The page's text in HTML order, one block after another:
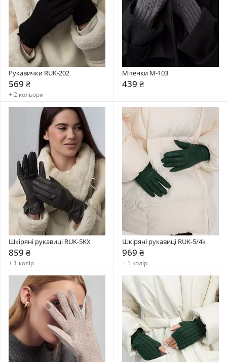
Рукавички RUK-202
569 ₴
+ 2 кольори
Мітенки М-103
439 ₴
Шкіряні рукавиці RUK-5KX
859 ₴
+ 1 колір
Шкіряні рукавиці RUK-5/4k
969 ₴
+ 1 колір